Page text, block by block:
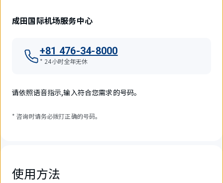
成田国际机场服务中心
+81 476-34-8000
* 24小时全年无休
请依照语音指示,输入符合您需求的号码。
* 咨询时请务必拨打正确的号码。
使用方法